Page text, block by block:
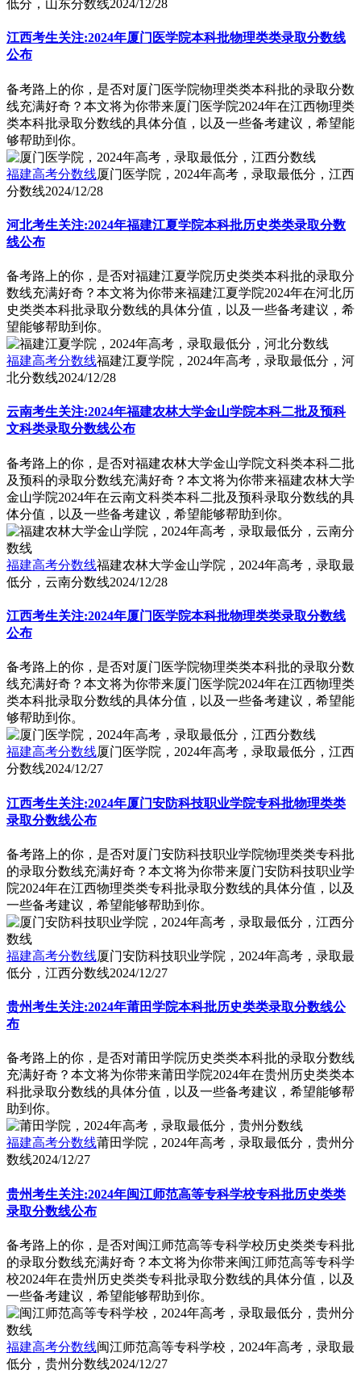
低分，山东分数线2024/12/28
江西考生关注:2024年厦门医学院本科批物理类类录取分数线
公布
备考路上的你，是否对厦门医学院物理类类本科批的录取分数
线充满好奇？本文将为你带来厦门医学院2024年在江西物理类
类本科批录取分数线的具体分值，以及一些备考建议，希望能
够帮助到你。
福建高考分数线厦门医学院，2024年高考，录取最低分，江西
分数线2024/12/28
河北考生关注:2024年福建江夏学院本科批历史类类录取分数
线公布
备考路上的你，是否对福建江夏学院历史类类本科批的录取分
数线充满好奇？本文将为你带来福建江夏学院2024年在河北历
史类类本科批录取分数线的具体分值，以及一些备考建议，希
望能够帮助到你。
福建高考分数线福建江夏学院，2024年高考，录取最低分，河
北分数线2024/12/28
云南考生关注:2024年福建农林大学金山学院本科二批及预科
文科类录取分数线公布
备考路上的你，是否对福建农林大学金山学院文科类本科二批
及预科的录取分数线充满好奇？本文将为你带来福建农林大学
金山学院2024年在云南文科类本科二批及预科录取分数线的具
体分值，以及一些备考建议，希望能够帮助到你。
福建高考分数线福建农林大学金山学院，2024年高考，录取最
低分，云南分数线2024/12/28
江西考生关注:2024年厦门医学院本科批物理类类录取分数线
公布
备考路上的你，是否对厦门医学院物理类类本科批的录取分数
线充满好奇？本文将为你带来厦门医学院2024年在江西物理类
类本科批录取分数线的具体分值，以及一些备考建议，希望能
够帮助到你。
福建高考分数线厦门医学院，2024年高考，录取最低分，江西
分数线2024/12/27
江西考生关注:2024年厦门安防科技职业学院专科批物理类类
录取分数线公布
备考路上的你，是否对厦门安防科技职业学院物理类类专科批
的录取分数线充满好奇？本文将为你带来厦门安防科技职业学
院2024年在江西物理类类专科批录取分数线的具体分值，以及
一些备考建议，希望能够帮助到你。
福建高考分数线厦门安防科技职业学院，2024年高考，录取最
低分，江西分数线2024/12/27
贵州考生关注:2024年莆田学院本科批历史类类录取分数线公
布
备考路上的你，是否对莆田学院历史类类本科批的录取分数线
充满好奇？本文将为你带来莆田学院2024年在贵州历史类类本
科批录取分数线的具体分值，以及一些备考建议，希望能够帮
助到你。
福建高考分数线莆田学院，2024年高考，录取最低分，贵州分
数线2024/12/27
贵州考生关注:2024年闽江师范高等专科学校专科批历史类类
录取分数线公布
备考路上的你，是否对闽江师范高等专科学校历史类类专科批
的录取分数线充满好奇？本文将为你带来闽江师范高等专科学
校2024年在贵州历史类类专科批录取分数线的具体分值，以及
一些备考建议，希望能够帮助到你。
福建高考分数线闽江师范高等专科学校，2024年高考，录取最
低分，贵州分数线2024/12/27